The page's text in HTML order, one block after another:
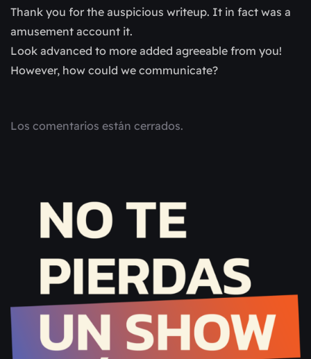
Thank you for the auspicious writeup. It in fact was a
amusement account it.
Look advanced to more added agreeable from you!
However, how could we communicate?
Los comentarios están cerrados.